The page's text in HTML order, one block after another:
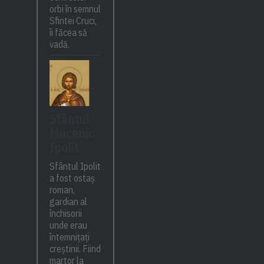
orbi în semnul
Sfintei Cruci,
îi făcea să
vadă.
Sfântul Ipolit
a fost ostaș
roman,
gardian al
închisorii
unde erau
întemnițați
creștinii. Fiind
martor la